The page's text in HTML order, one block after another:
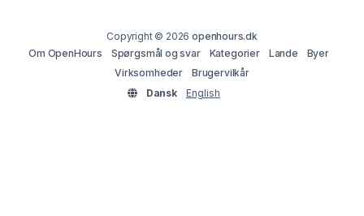
Copyright © 2026openhours.dk
Om OpenHours
Spørgsmål og svar Kategorier Lande
Byer
Virksomheder
Brugervilkår
Dansk
English